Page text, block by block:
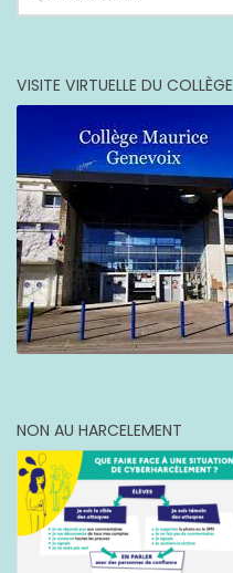
VISITE VIRTUELLE DU COLLÈGE
NON AU HARCELEMENT